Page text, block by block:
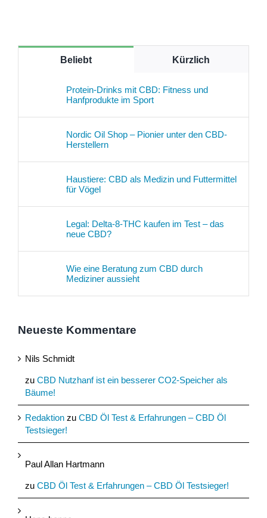
Beliebt Kürzlich
Protein-Drinks mit CBD: Fitness und
Hanfprodukte im Sport
Nordic Oil Shop – Pionier unter den CBD-
Herstellern
Haustiere: CBD als Medizin und Futtermittel
für Vögel
Legal: Delta-8-THC kaufen im Test – das
neue CBD?
Wie eine Beratung zum CBD durch
Mediziner aussieht
Neueste Kommentare
Nils Schmidt
zu CBD Nutzhanf ist ein besserer CO2-Speicher als
Bäume!
Redaktion zu CBD Öl Test & Erfahrungen – CBD Öl
Testsieger!
Paul Allan Hartmann
zu CBD Öl Test & Erfahrungen – CBD Öl Testsieger!